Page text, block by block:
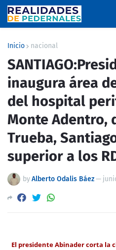
Inicio nacional
inaugura área
del hospital
Monte Adentro,
Trueba,
superior a los
byAlberto Odalis Báez—
El presidente Abinader corta la